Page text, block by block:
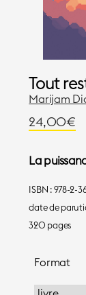
Tout
Marijam
24,00€
La
ISBN : 978-2-
date de
320 pages
Format